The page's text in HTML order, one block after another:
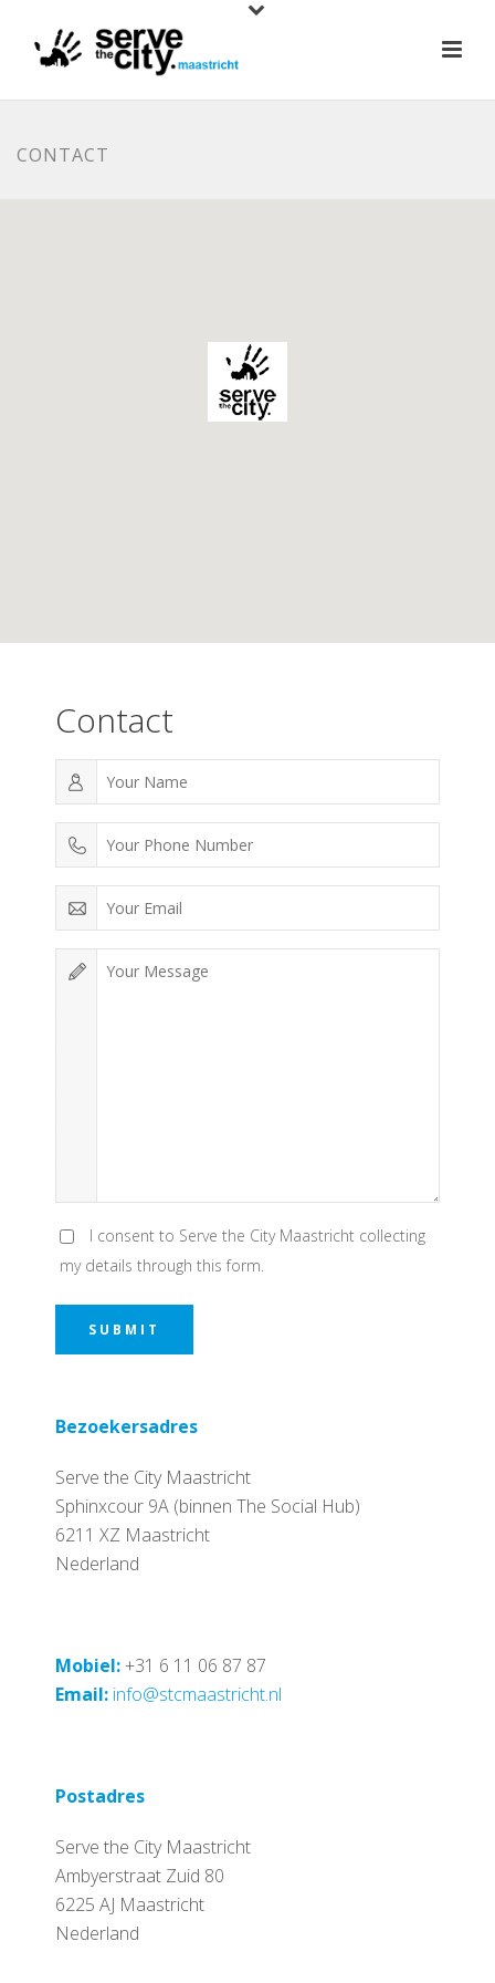
CONTACT
Contact
I consent to Serve the City Maastricht collecting
my details through this form.
SUBMIT
Bezoekersadres
Serve the City Maastricht
Sphinxcour 9A (binnen The Social Hub)
6211 XZ Maastricht
Nederland
Mobiel:+31 6 11 06 87 87
Email: info@stcmaastricht.nl
Postadres
Serve the City Maastricht
Ambyerstraat Zuid 80
6225 AJ Maastricht
Nederland